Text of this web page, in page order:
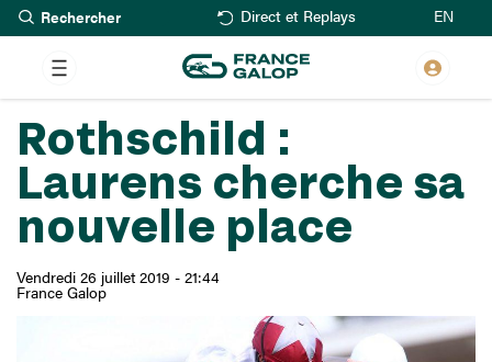
Aller
au
contenu
principal
Rechercher Direct et Replays EN
Rothschild :
Laurens cherche sa
nouvelle place
Vendredi 26 juillet 2019 - 21:44
France Galop